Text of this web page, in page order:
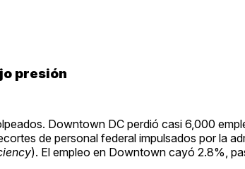
presión
Downtown DC perdió casi 6,000
de personal federal impulsados por la
). El empleo en Downtown cayó 2.8%,